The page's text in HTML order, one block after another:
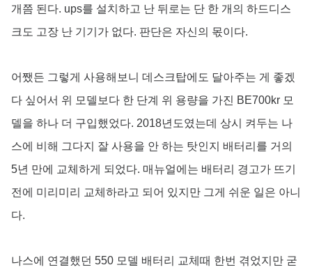
개쯤 된다. ups를 설치하고 난 뒤로는 단 한 개의 하드디스
크도 고장 난 기기가 없다. 판단은 자신의 몫이다.
어쨌든 그렇게 사용해보니 데스크탑에도 달아주는 게 좋겠
다 싶어서 위 모델보다 한 단계 위 용량을 가진 BE700kr 모
델을 하나 더 구입했었다. 2018년도였는데 상시 켜두는 나
스에 비해 그다지 잘 사용을 안 하는 탓인지 배터리를 거의
5년 만에 교체하게 되었다. 매뉴얼에는 배터리 경고가 뜨기
전에 미리미리 교체하라고 되어 있지만 그게 쉬운 일은 아니
다.
나스에 연결했던 550 모델 배터리 교체때 한번 겪었지만 굳